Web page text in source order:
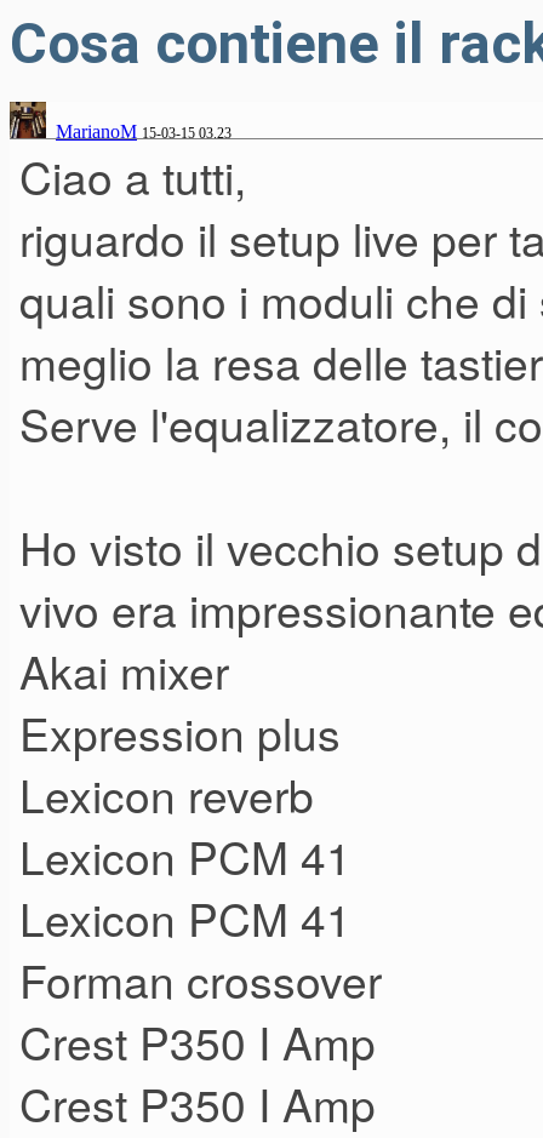
Cosa contiene il
MarianoM 15-03-15 03.23
Ciao a tutti,
riguardo il setup live per
quali sono i moduli che
meglio la resa delle
Serve l'equalizzatore, il
Ho visto il vecchio setup
vivo era impressionante
Akai mixer
Expression plus
Lexicon reverb
Lexicon PCM 41
Lexicon PCM 41
Forman crossover
Crest P350 I Amp
Crest P350 I Amp